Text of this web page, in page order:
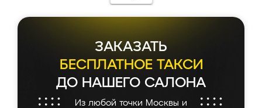
ЗАКАЗАТЬ
БЕСПЛАТНОЕ ТАКСИ
ДО НАШЕГО САЛОНА
Из любой точки Москвы и